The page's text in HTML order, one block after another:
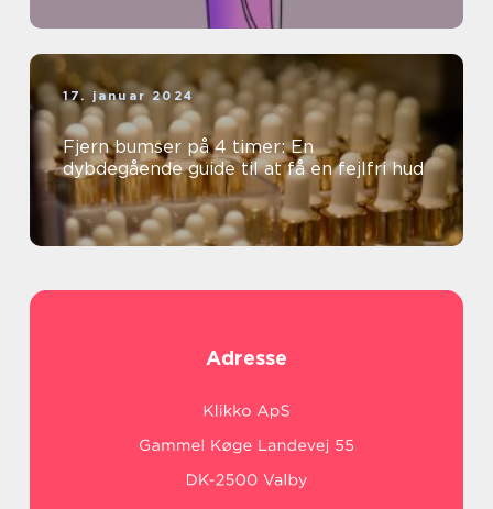
17. januar 2024
Fjern bumser på 4 timer: En
dybdegående guide til at få en fejlfri hud
Adresse